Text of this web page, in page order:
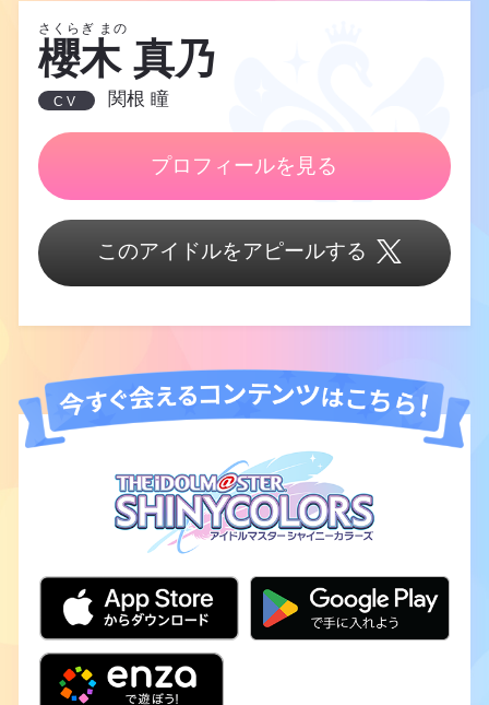
さくらぎ まの
櫻木 真乃
CV 関根 瞳
プロフィールを見る
このアイドルをアピールする